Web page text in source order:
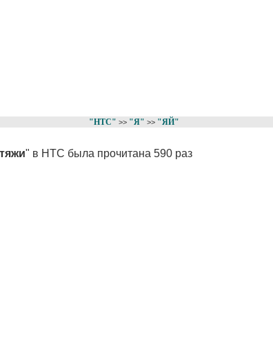
"НТС" >> "Я" >> "ЯЙ"
" в НТС была прочитана 590 раз